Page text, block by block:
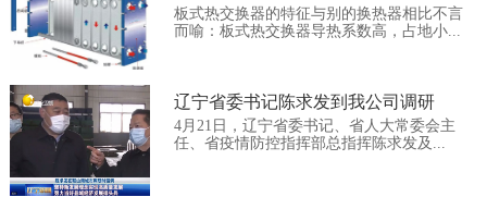
板式热交换器的特征与别的换热器相比不言
而喻：板式热交换器导热系数高，占地小...
辽宁省委书记陈求发到我公司调研
4月21日，辽宁省委书记、省人大常委会主
任、省疫情防控指挥部总指挥陈求发及...